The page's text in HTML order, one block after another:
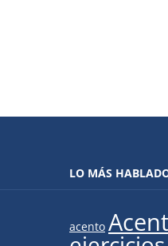
LO MÁS
acento